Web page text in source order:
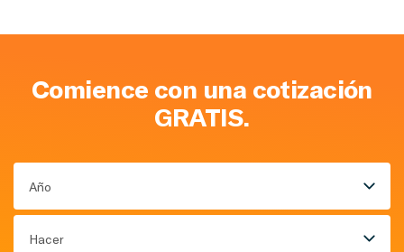
Comience con una cotización
GRATIS.
Año
Hacer